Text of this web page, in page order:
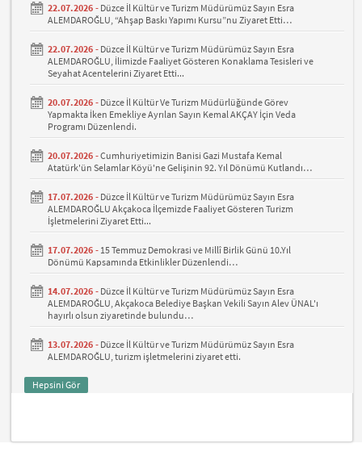
22.07.2026 - Düzce İl Kültür ve Turizm Müdürümüz Sayın Esra
ALEMDAROĞLU, “Ahşap Baskı Yapımı Kursu”nu Ziyaret Etti…
22.07.2026 - Düzce İl Kültür ve Turizm Müdürümüz Sayın Esra
ALEMDAROĞLU, İlimizde Faaliyet Gösteren Konaklama Tesisleri ve
Seyahat Acentelerini Ziyaret Etti...
20.07.2026 - Düzce İl Kültür Ve Turizm Müdürlüğünde Görev
Yapmakta İken Emekliye Ayrılan Sayın Kemal AKÇAY İçin Veda
Programı Düzenlendi.
20.07.2026 -Cumhuriyetimizin Banisi Gazi Mustafa Kemal
Atatürk'ün Selamlar Köyü'ne Gelişinin 92. Yıl Dönümü Kutlandı…
17.07.2026 - Düzce İl Kültür ve Turizm Müdürümüz Sayın Esra
ALEMDAROĞLU Akçakoca İlçemizde Faaliyet Gösteren Turizm
İşletmelerini Ziyaret Etti...
17.07.2026 - 15 Temmuz Demokrasi ve Millî Birlik Günü 10.Yıl
Dönümü Kapsamında Etkinlikler Düzenlendi…
14.07.2026 - Düzce İl Kültür ve Turizm Müdürümüz Sayın Esra
ALEMDAROĞLU, Akçakoca Belediye Başkan Vekili Sayın Alev ÜNAL'ı
hayırlı olsun ziyaretinde bulundu…
13.07.2026 - Düzce İl Kültür ve Turizm Müdürümüz Sayın Esra
ALEMDAROĞLU, turizm işletmelerini ziyaret etti.
Hepsini Gör